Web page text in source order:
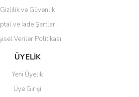
Gönder
Gizlilik ve Güvenlik
ve İade Şartları
Veriler Politikası
ÜYELİK
Yeni Üyelik
Üye Girişi